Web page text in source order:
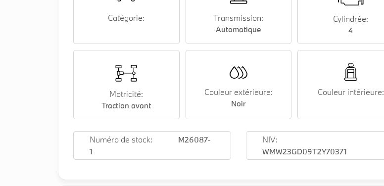
Catégorie: Transmission:
Automatique
Cylindrée:
4
Motricité:
Traction avant
Couleur extérieure:
Noir
Couleur intérieure:
Numéro de stock:
M26087-
1
NIV:
WMW23GD09T2Y70371